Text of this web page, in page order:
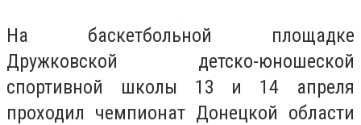
На баскетбольной площадке
Дружковской детско-юношеской
спортивной школы 13 и 14 апреля
проходил чемпионат Донецкой области